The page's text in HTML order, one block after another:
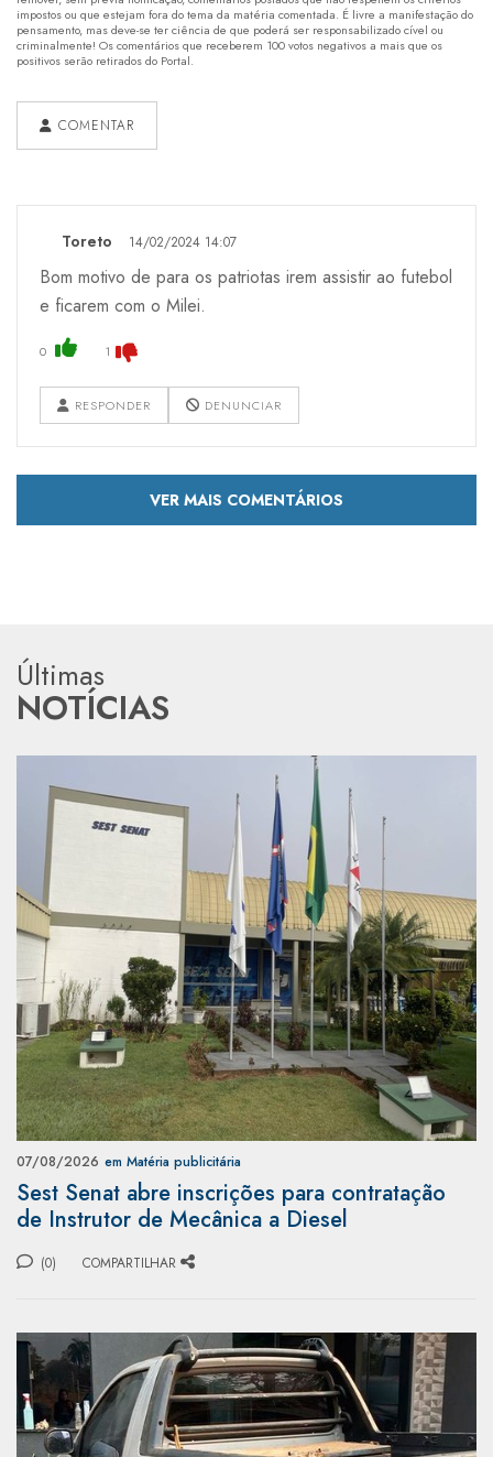
impostos ou que estejam fora do tema da matéria comentada. É livre a manifestação do
pensamento, mas deve-se ter ciência de que poderá ser responsabilizado cível ou
criminalmente! Os comentários que receberem 100 votos negativos a mais que os
positivos serão retirados do Portal.
COMENTAR
Toreto 14/02/2024 14:07
Bom motivo de para os patriotas irem assistir ao futebol
e ficarem com o Milei.
0 1
RESPONDER DENUNCIAR
VER MAIS COMENTÁRIOS
Últimas
NOTÍCIAS
07/08/2026 em Matéria publicitária
Sest Senat abre inscrições para contratação
de Instrutor de Mecânica a Diesel
(0) COMPARTILHAR